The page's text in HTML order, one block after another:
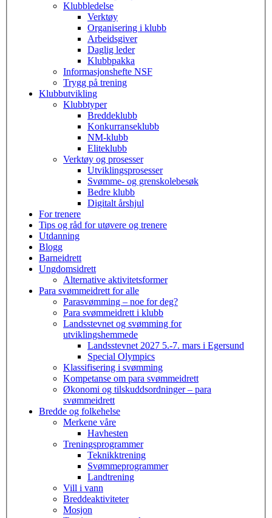
Klubbledelse
Verktøy
Organisering i klubb
Arbeidsgiver
Daglig leder
Klubbpakka
Informasjonshefte NSF
Trygg på trening
Klubbutvikling
Klubbtyper
Breddeklubb
Konkurranseklubb
NM-klubb
Eliteklubb
Verktøy og prosesser
Utviklingsprosesser
Svømme- og grenskolebesøk
Bedre klubb
Digitalt årshjul
For trenere
Tips og råd for utøvere og trenere
Utdanning
Blogg
Barneidrett
Ungdomsidrett
Alternative aktivitetsformer
Para svømmeidrett for alle
Parasvømming – noe for deg?
Para svømmeidrett i klubb
Landsstevnet og svømming for
utviklingshemmede
Landsstevnet 2027 5.-7. mars i Egersund
Special Olympics
Klassifisering i svømming
Kompetanse om para svømmeidrett
Økonomi og tilskuddsordninger – para
svømmeidrett
Bredde og folkehelse
Merkene våre
Havhesten
Treningsprogrammer
Teknikktrening
Svømmeprogrammer
Landtrening
Vill i vann
Breddeaktiviteter
Mosjon